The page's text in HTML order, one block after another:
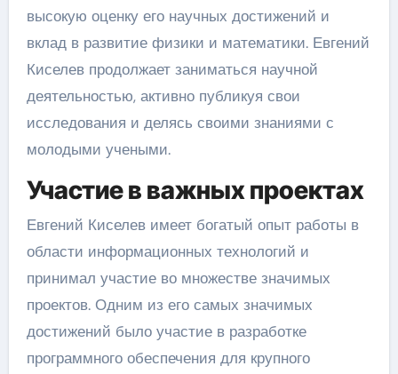
высокую оценку его научных достижений и
вклад в развитие физики и математики. Евгений
Киселев продолжает заниматься научной
деятельностью, активно публикуя свои
исследования и делясь своими знаниями с
молодыми учеными.
Участие в важных проектах
Евгений Киселев имеет богатый опыт работы в
области информационных технологий и
принимал участие во множестве значимых
проектов. Одним из его самых значимых
достижений было участие в разработке
программного обеспечения для крупного